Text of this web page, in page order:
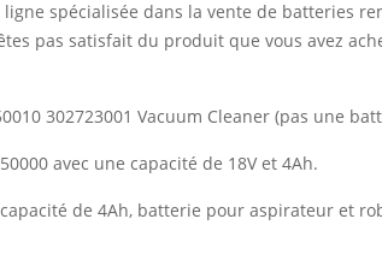
spécialisée dans la vente de batteries
pas satisfait du produit que vous avez
302723001 Vacuum Cleaner (pas une
avec une capacité de 18V et 4Ah.
de 4Ah, batterie pour aspirateur et